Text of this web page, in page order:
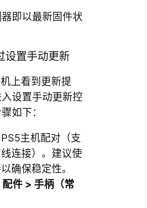
即以最新固件状
设置手动更新
上看到更新提
设置手动更新控
如下：
主机配对（支
连接）。建议使
确保稳定性。
件 > 手柄（常